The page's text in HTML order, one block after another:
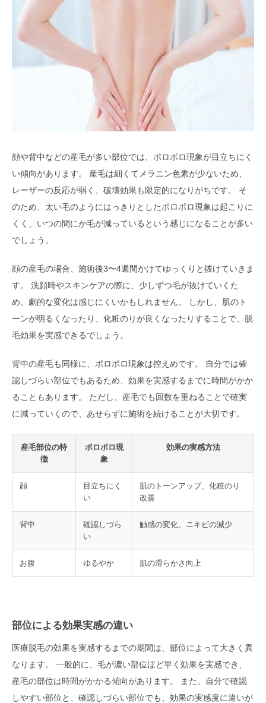
顔や背中などの産毛が多い部位では、ポロポロ現象が目立ちにく
い傾向があります。 産毛は細くてメラニン色素が少ないため、
レーザーの反応が弱く、破壊効果も限定的になりがちです。 そ
のため、太い毛のようにはっきりとしたポロポロ現象は起こりに
くく、いつの間にか毛が減っているという感じになることが多い
でしょう。
顔の産毛の場合、施術後3〜4週間かけてゆっくりと抜けていきま
す。 洗顔時やスキンケアの際に、少しずつ毛が抜けていくた
め、劇的な変化は感じにくいかもしれません。 しかし、肌のト
ーンが明るくなったり、化粧のりが良くなったりすることで、脱
毛効果を実感できるでしょう。
背中の産毛も同様に、ポロポロ現象は控えめです。 自分では確
認しづらい部位でもあるため、効果を実感するまでに時間がかか
ることもあります。 ただし、産毛でも回数を重ねることで確実
に減っていくので、あせらずに施術を続けることが大切です。
産毛部位の特
徴
ポロポロ現
象
効果の実感方法
顔
目立ちにく
い
肌のトーンアップ、化粧のり
改善
背中
確認しづら
い
触感の変化、ニキビの減少
お腹 ゆるやか 肌の滑らかさ向上
部位による効果実感の違い
医療脱毛の効果を実感するまでの期間は、部位によって大きく異
なります。 一般的に、毛が濃い部位ほど早く効果を実感でき、
産毛の部位は時間がかかる傾向があります。 また、自分で確認
しやすい部位と、確認しづらい部位でも、効果の実感度に違いが